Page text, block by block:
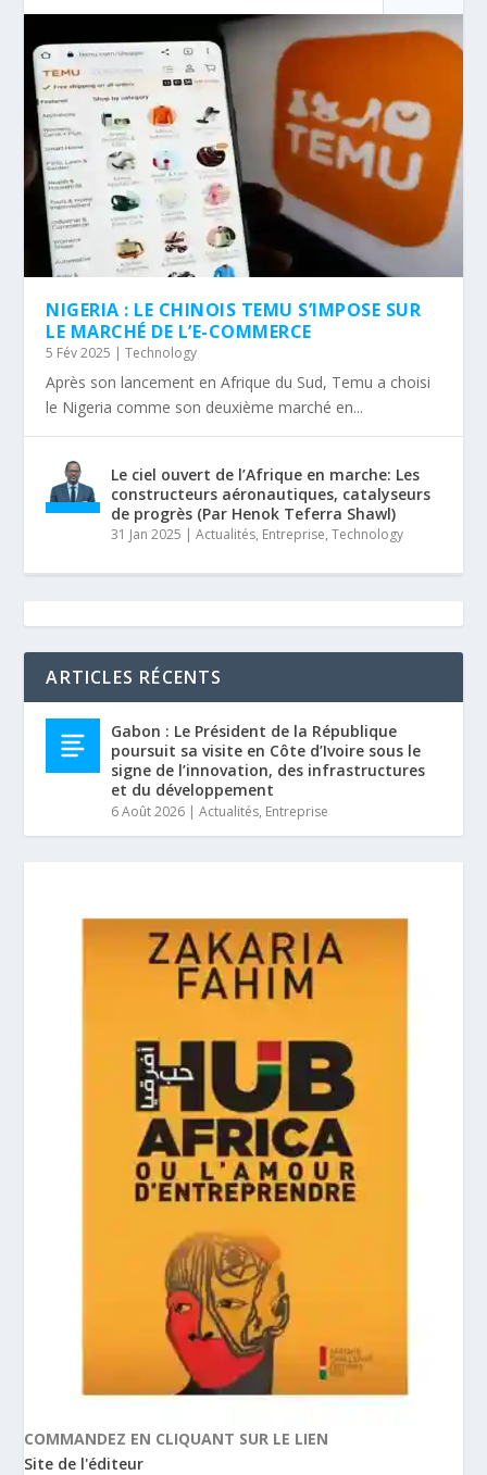
NIGERIA : LE CHINOIS TEMU S’IMPOSE SUR
LE MARCHÉ DE L’E-COMMERCE
5 Fév 2025 |Technology
Après son lancement en Afrique du Sud, Temu a choisi
le Nigeria comme son deuxième marché en...
Le ciel ouvert de l’Afrique en marche: Les
constructeurs aéronautiques, catalyseurs
de progrès (Par Henok Teferra Shawl)
31 Jan 2025 |Actualités, Entreprise,Technology
ARTICLES RÉCENTS
Gabon : Le Président de la République
poursuit sa visite en Côte d’Ivoire sous le
signe de l’innovation, des infrastructures
et du développement
6 Août 2026 |Actualités, Entreprise
COMMANDEZ EN CLIQUANT SUR LE LIEN
Site de l'éditeur